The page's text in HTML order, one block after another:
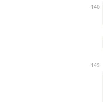
140
145